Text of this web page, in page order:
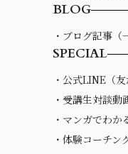
BLOG
・ブログ記事（
SPECIAL
・公式LINE（友
・受講生対談動
・マンガでわ
・体験コーチン